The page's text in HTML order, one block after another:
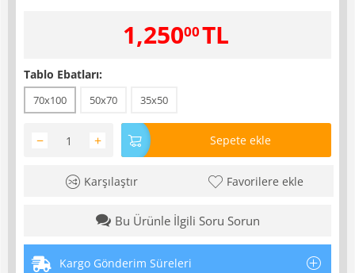
1,25000TL
Tablo Ebatları:
70x100 50x70 35x50
+
− Sepete ekle
Karşılaştır Favorilere ekle
Bu Ürünle İlgili Soru Sorun
Kargo Gönderim Süreleri